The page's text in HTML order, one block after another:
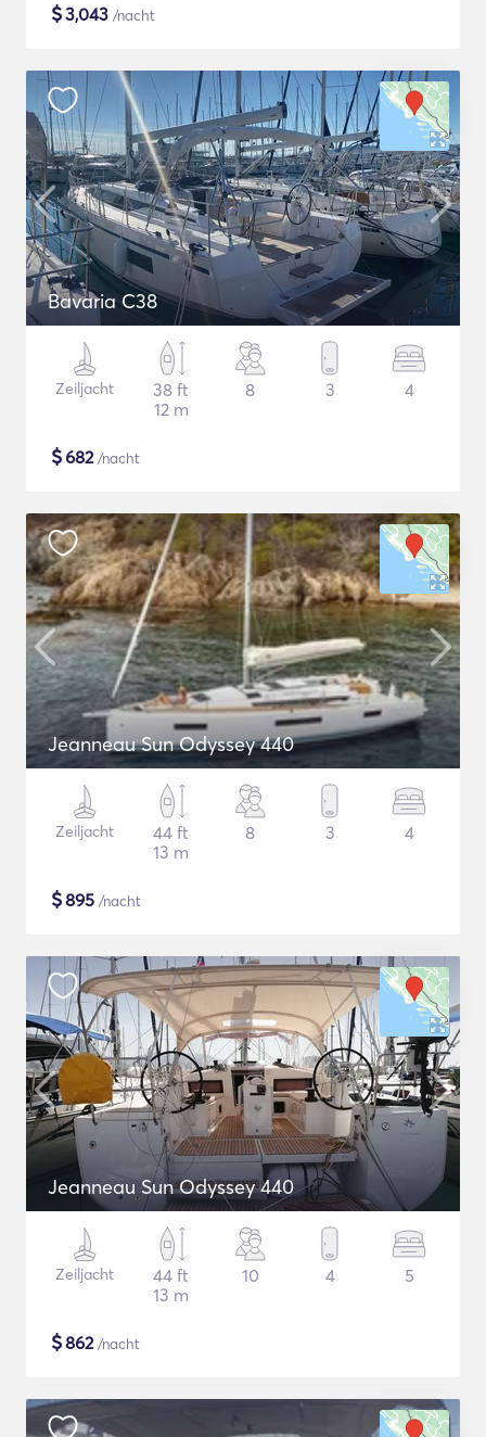
$3,043 /nacht
Bavaria C38
Zeiljacht
38 ft
12 m
8 3 4
$682/nacht
Jeanneau Sun Odyssey 440
Zeiljacht
44 ft
13 m
8 3 4
$895 /nacht
Jeanneau Sun Odyssey 440
Zeiljacht
44 ft
13 m
10 4 5
$862/nacht